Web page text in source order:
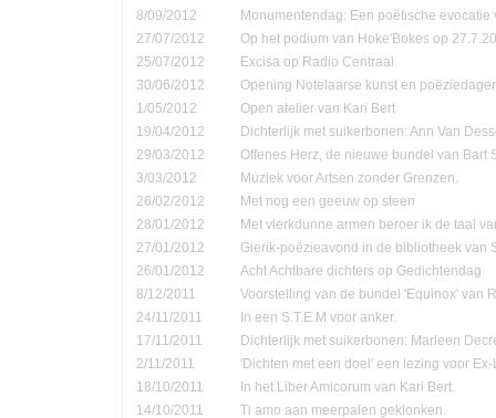
8/09/2012
Monumentendag: Een poëtische evocatie
27/07/2012
Op het podium van Hoke'Bokes op
25/07/2012
Excisa op Radio Centraal
30/06/2012
Opening Notelaarse kunst en
1/05/2012
Open atelier van Kari Bert
19/04/2012
Dichterlijk met suikerbonen: Ann Van
29/03/2012
Offenes Herz, de nieuwe bundel van Bart
3/03/2012
Muziek voor Artsen zonder Grenzen.
26/02/2012
Met nog een geeuw op steen
28/01/2012
Met vlerkdunne armen beroer ik de taal
27/01/2012
Gierik-poëzieavond in de bibliotheek van
26/01/2012
Acht Achtbare dichters op Gedichtendag
8/12/2011
Voorstelling van de bundel 'Equinox' van
24/11/2011
In een S.T.E.M voor anker.
17/11/2011
Dichterlijk met suikerbonen: Marleen
2/11/2011
'Dichten met een doel' een lezing voor
18/10/2011
In het Liber Amicorum van Kari Bert.
14/10/2011
Ti amo aan meerpalen geklonken.